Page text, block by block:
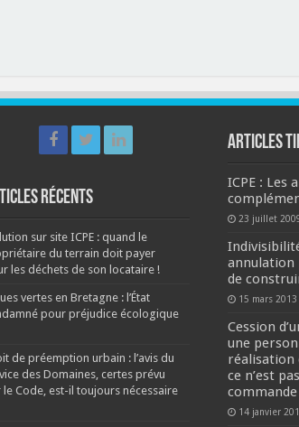
récents
sur site ICPE : quand le
du terrain doit payer
les déchets de son locataire !
vertes en Bretagne : l’État
pour préjudice écologique
de préemption urbain : l’avis du
des Domaines, certes prévu
le Code, est-il toujours nécessaire
ARTICLES
ICPE : Les
23 juillet
annulation
de
15 mars 2013
Cession
une
réalisation
ce n’est
14 janvier